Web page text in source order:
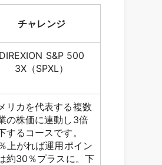
チャレンジ
DIREXION S&P 500
3X（SPXL）
リカを代表する複数
の株価に連動し3倍
するコースです。
上がれば運用ポイン
約30％プラスに。下